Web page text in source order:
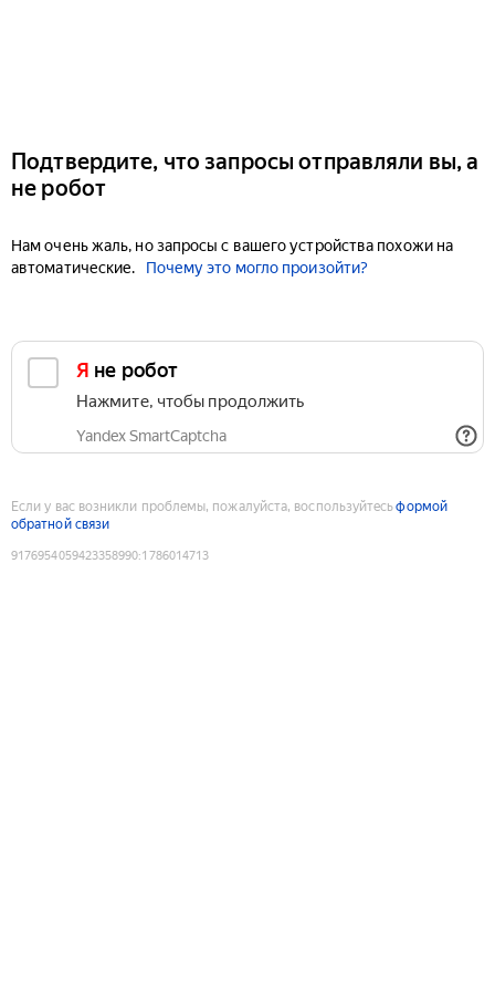
Подтвердите, что запросы отправляли вы, а
не робот
Нам очень жаль, но запросы с вашего устройства похожи на
автоматические.
Почему это могло произойти?
Я не робот
Нажмите, чтобы продолжить
Yandex SmartCaptcha
Если у вас возникли проблемы, пожалуйста, воспользуйтесьформой
обратной связи
9176954059423358990:1786014713